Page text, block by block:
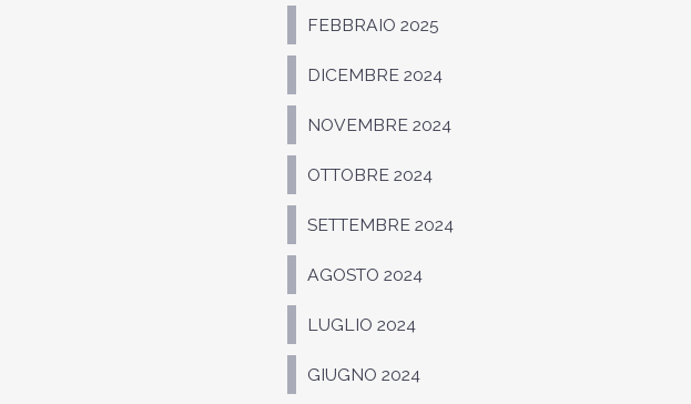
FEBBRAIO 2025
DICEMBRE 2024
NOVEMBRE 2024
OTTOBRE 2024
SETTEMBRE 2024
AGOSTO 2024
LUGLIO 2024
GIUGNO 2024